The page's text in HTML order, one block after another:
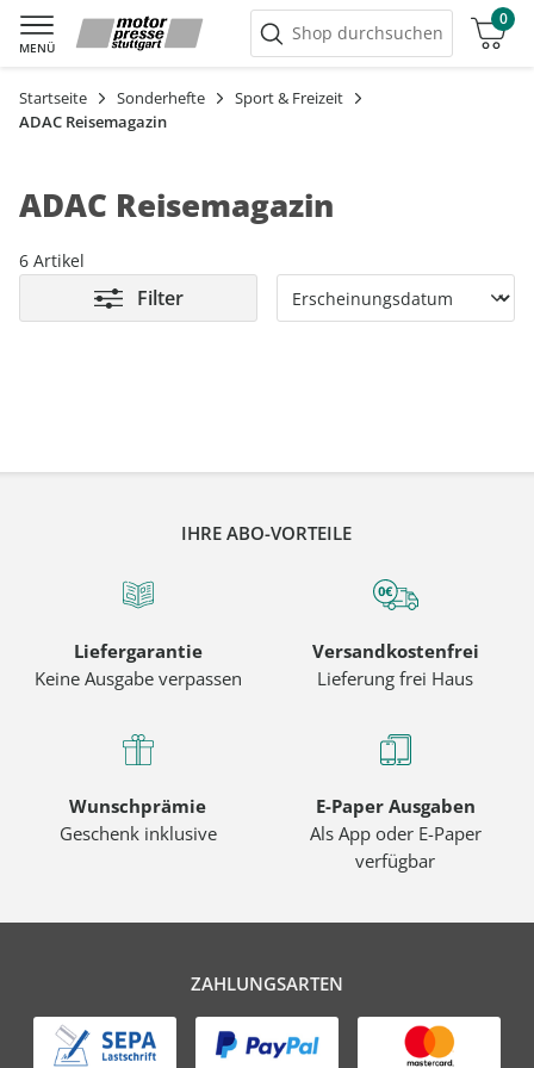
MENÜ
Shop durchsuchen
0
Warenkorb
Startseite Sonderhefte
Sport & Freizeit
ADAC Reisemagazin
ADAC Reisemagazin
6 Artikel
Filter
IHRE ABO-VORTEILE
Liefergarantie
Keine Ausgabe verpassen
Versandkostenfrei
Lieferung frei Haus
Wunschprämie
Geschenk inklusive
E-Paper Ausgaben
Als App oder E-Paper
verfügbar
ZAHLUNGSARTEN